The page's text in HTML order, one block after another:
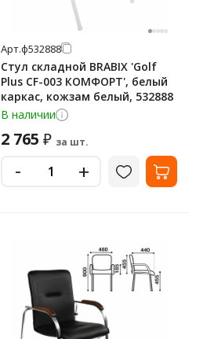
Арт.ф532888
Стул складной BRABIX 'Golf
Plus CF-003 КОМФОРТ', белый
каркас, кожзам белый, 532888
В наличии
2 765 ₽ за шт.
- +